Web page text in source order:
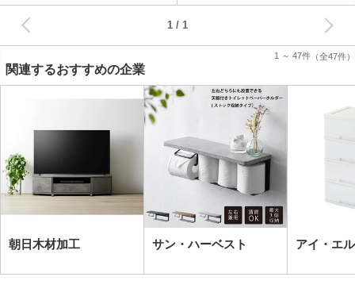
1 ～ 47件 （全47件）
1
関連するおすすめの企業
朝日木材加工 サン・ハーベスト アイ・エ